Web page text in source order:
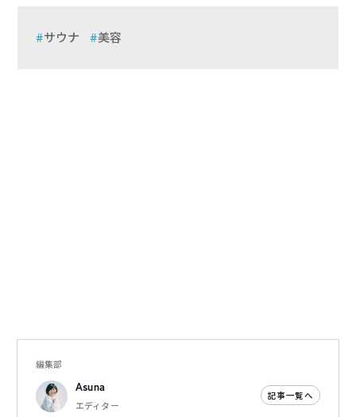
サウナ 美容
編集部
Asuna
エディター
記事一覧へ